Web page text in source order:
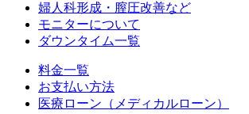
婦人科形成・膣圧改善など
モニターについて
ダウンタイム一覧
料金一覧
お支払い方法
医療ローン（メディカルローン）